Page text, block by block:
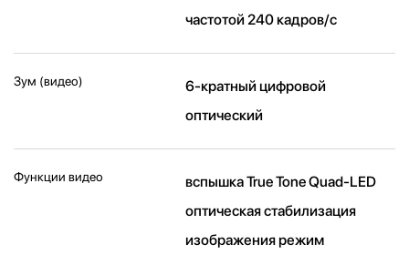
частотой 240 кадров/ с
Зум (видео)
6-кратный цифровой
оптический
Функции видео
вспышка True Tone Quad-LED
оптическая стабилизация
изображения режим